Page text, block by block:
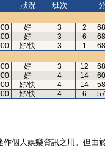
狀況
班次
好 3 2
68
好 3 6
68
好/快 3 1
68
好 3 12
68
好 4 14
60
好/快 4 14
58
好/快 4 6 57
個人娛樂資訊之用。但